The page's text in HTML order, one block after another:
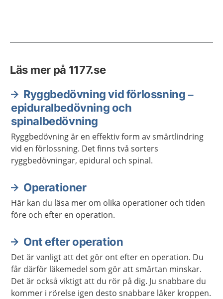
Läs mer på 1177.se
Ryggbedövning vid förlossning –
epiduralbedövning och
spinalbedövning
Ryggbedövning är en effektiv form av smärtlindring
vid en förlossning. Det finns två sorters
ryggbedövningar, epidural och spinal.
Operationer
Här kan du läsa mer om olika operationer och tiden
före och efter en operation.
Ont efter operation
Det är vanligt att det gör ont efter en operation. Du
får därför läkemedel som gör att smärtan minskar.
Det är också viktigt att du rör på dig. Ju snabbare du
kommer i rörelse igen desto snabbare läker kroppen.